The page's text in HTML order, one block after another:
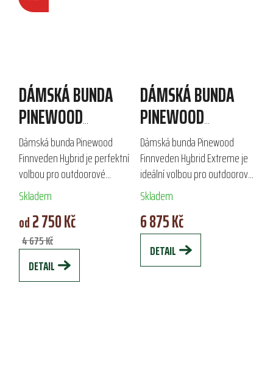
DÁMSKÁ BUNDA
PINEWOOD
FINNVEDEN HYBRID
Dámská bunda Pinewood
Finnveden Hybrid je perfektní
volbou pro outdoorové
aktivity i každodenní nošení ve
městě. Díky kombinaci
strečového materiálu a
voskové úpravy zajišťuje...
Skladem
od2 750 Kč
4 675 Kč
DETAIL
DÁMSKÁ BUNDA
PINEWOOD
FINNVEDEN HYBRID
EXTREME
Dámská bunda Pinewood
Finnveden Hybrid Extreme je
ideální volbou pro outdoorové
aktivity na jaře a podzimu.
Vyrobena z elastického
voskovaného materiálu TC,
nabízí vynikající...
Skladem
6 875 Kč
DETAIL